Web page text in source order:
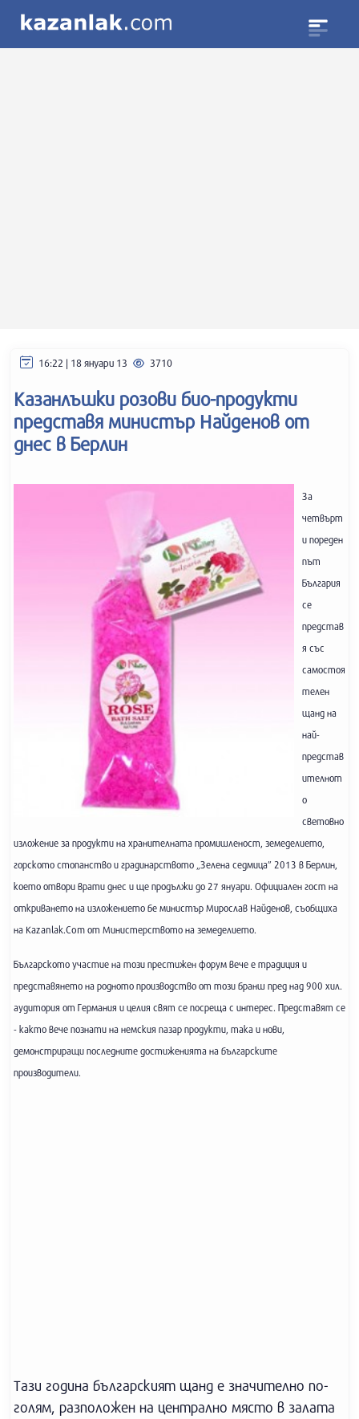
16:22 | 18 януари 13 3710
Казанлъшки розови био-продукти
представя министър Найдeнов от
днес в Берлин
За
четвърт
и пореден
път
България
се
представ
я със
самостоя
телен
щанд на
най-
представ
ителнот
о
световно
изложение за продукти на хранителната промишленост, земеделието,
горското стопанство и градинарството „Зелена седмица” 2013 в Берлин,
което отвори врати днес и ще продължи до 27 януари. Официален гост на
откриването на изложението бе министър Мирослав Найденов, съобщиха
на Kazanlak.Com от Министерството на земеделието.
Българското участие на този престижен форум вече е традиция и
представянето на родното производство от този бранш пред над 900 хил.
аудитория от Германия и целия свят се посреща с интерес. Представят се
- както вече познати на немския пазар продукти, така и нови,
демонстриращи последните достиженията на българските
производители.
Тази година българският щанд е значително по-
голям, разположен на централно място в залата